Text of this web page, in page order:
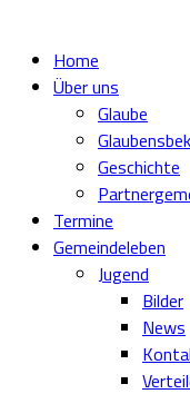
Home
Über uns
Glaube
Geschichte
Termine
Gemeindeleben
Jugend
Bilder
News